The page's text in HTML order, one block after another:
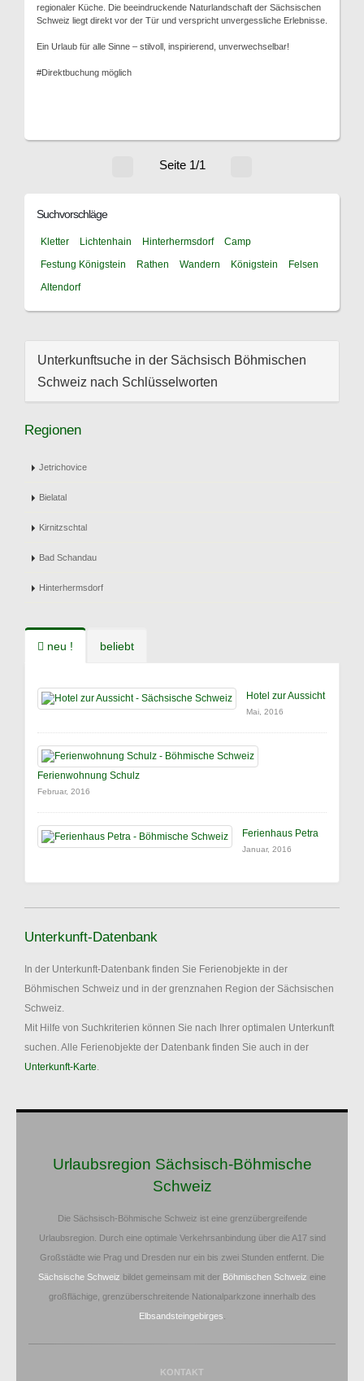
regionaler Küche. Die beeindruckende Naturlandschaft der Sächsischen
Schweiz liegt direkt vor der Tür und verspricht unvergessliche Erlebnisse.
Ein Urlaub für alle Sinne – stilvoll, inspirierend, unverwechselbar!
#Direktbuchung möglich
Seite 1/1
Suchvorschläge
Kletter Lichtenhain Hinterhermsdorf
Camp
Festung Königstein
Rathen Wandern Königstein
Felsen
Altendorf
Unterkunftsuche in der Sächsisch Böhmischen
Schweiz nach Schlüsselworten
Regionen
Jetrichovice
Bielatal
Kirnitzschtal
Bad Schandau
Hinterhermsdorf
neu ! beliebt
Hotel zur Aussicht
Mai, 2016
Ferienwohnung Schulz
Februar, 2016
Ferienhaus Petra
Januar, 2016
Unterkunft-Datenbank
In der Unterkunft-Datenbank finden Sie Ferienobjekte in der
Böhmischen Schweiz und in der grenznahen Region der Sächsischen
Schweiz.
Mit Hilfe von Suchkriterien können Sie nach Ihrer optimalen Unterkunft
suchen. Alle Ferienobjekte der Datenbank finden Sie auch in der
Unterkunft-Karte.
Urlaubsregion Sächsisch-Böhmische
Schweiz
Die Sächsisch-Böhmische Schweiz ist eine grenzübergreifende
Urlaubsregion. Durch eine optimale Verkehrsanbindung über die A17 sind
Großstädte wie Prag und Dresden nur ein bis zwei Stunden entfernt. Die
Sächsische Schweiz bildet gemeinsam mit der Böhmischen Schweiz eine
großflächige, grenzüberschreitende Nationalparkzone innerhalb des
Elbsandsteingebirges
KONTAKT